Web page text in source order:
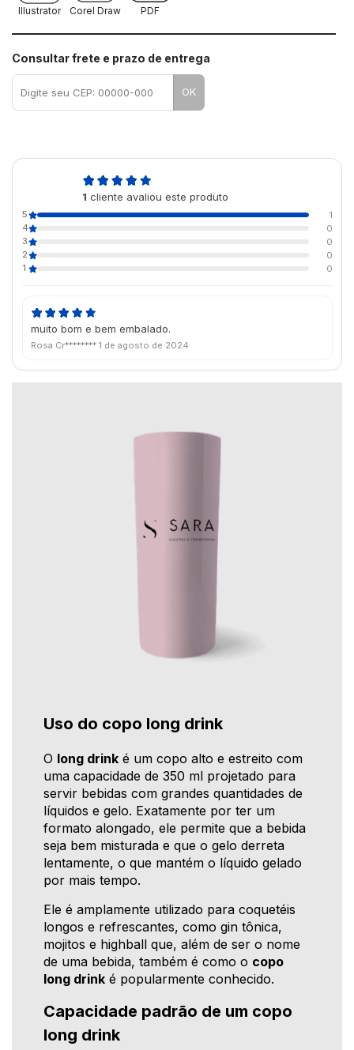
Illustrator Corel Draw PDF
Consultar frete e prazo de entrega
OK
1 cliente avaliou este produto
5
1
4
0
3
0
2
0
1
0
muito bom e bem embalado.
Rosa Cr******** 1 de agosto de 2024
Uso do copo long drink
O long drink é um copo alto e estreito com
uma capacidade de 350 ml projetado para
servir bebidas com grandes quantidades de
líquidos e gelo. Exatamente por ter um
formato alongado, ele permite que a bebida
seja bem misturada e que o gelo derreta
lentamente, o que mantém o líquido gelado
por mais tempo.
Ele é amplamente utilizado para coquetéis
longos e refrescantes, como gin tônica,
mojitos e highball que, além de ser o nome
de uma bebida, também é como o copo
long drink é popularmente conhecido.
Capacidade padrão de um copo
long drink